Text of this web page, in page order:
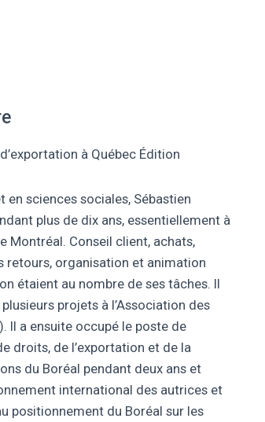
à Québec Édition
en sciences sociales, Sébastien
plus de dix ans, essentiellement à
Montréal. Conseil client, achats,
retours, organisation et animation
étaient au nombre de ses tâches. Il
projets à l’Association des
Il a ensuite occupé le poste de
droits, de l’exportation et de la
du Boréal pendant deux ans et
international des autrices et
positionnement du Boréal sur les